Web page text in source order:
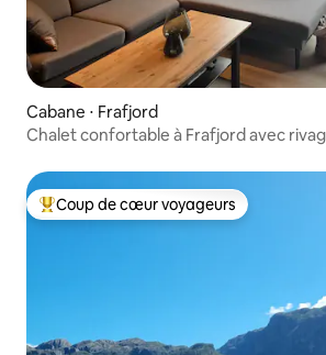
Cabane ⋅ Frafjord
Chalet confortable à Frafjord avec
Coups de cœur voyageurs les plus
Coup de cœur voyageurs